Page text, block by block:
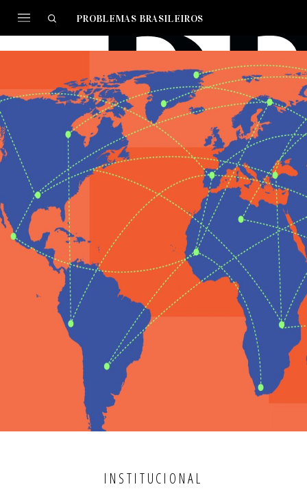
PROBLEMAS BRASILEIROS
INSTITUCIONAL